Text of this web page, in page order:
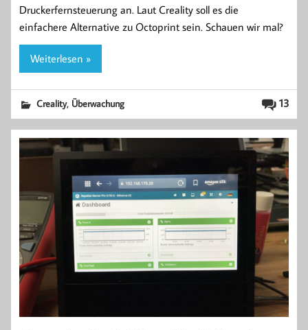
Druckerfernsteuerung an. Laut Creality soll es die
einfachere Alternative zu Octoprint sein. Schauen wir mal?
Weiterlesen »
13
Creality, Überwachung